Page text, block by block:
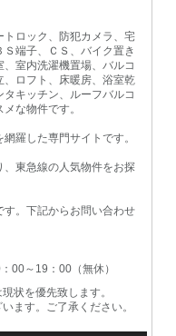
ロック、防犯カメラ、宅
端子、ＣＳ、バイク置き
室内洗濯機置場、バルコ
ロフト、床暖房、浴室乾
キッチン、ルーフバルコ
な物件です。
羅した専門サイトです。
、東急線の人気物件をお探
。下記からお問い合わせ
00～19：00（無休）
状を優先致します。
ます。ご了承ください。